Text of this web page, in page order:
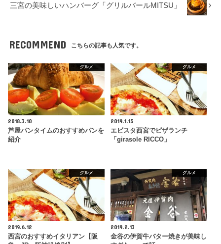
三宮の美味しいハンバーグ「グリルバールMITSU」
RECOMMEND こちらの記事も人気です。
グルメ
2018.3.10
芦屋パンタイムのおすすめパンを
紹介
グルメ
2019.1.15
エビスタ西宮でピザランチ
「girasole RICCO」
グルメ
2019.6.12
西宮のおすすめイタリアン【阪
グルメ
2019.2.13
金谷の伊賀牛バター焼きが美味し